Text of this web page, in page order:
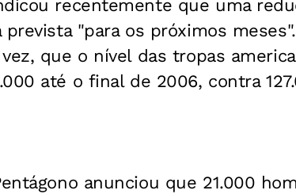
recentemente que uma
prevista "para os próximos
que o nível das tropas
até o final de 2006, contra
anunciou que 21.000